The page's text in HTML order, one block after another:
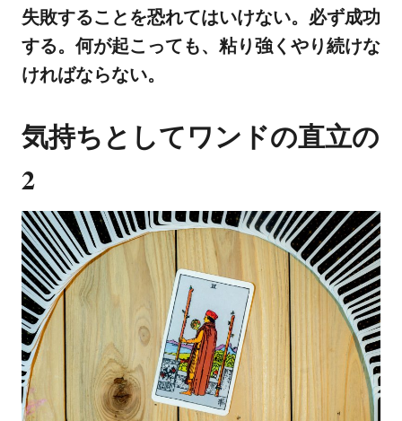
失敗することを恐れてはいけない。必ず成功
する。何が起こっても、粘り強くやり続けな
ければならない。
気持ちとしてワンドの直立の
2